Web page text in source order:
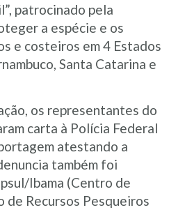
patrocinado pela
a espécie e os
e costeiros em 4 Estados
Santa Catarina e
os representantes do
carta à Polícia Federal
atestando a
também foi
Ibama (Centro de
de Recursos Pesqueiros